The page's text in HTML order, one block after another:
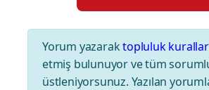
Yorum yazaraktopluluk
etmiş bulunuyor ve tüm
üstleniyorsunuz. Yazılan